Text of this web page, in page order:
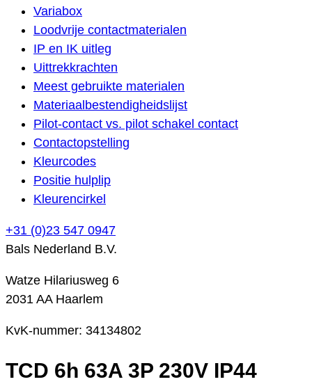
Variabox
Loodvrije contactmaterialen
IP en IK uitleg
Uittrekkrachten
Meest gebruikte materialen
Materiaalbestendigheidslijst
Pilot-contact vs. pilot schakel contact
Contactopstelling
Kleurcodes
Positie hulplip
Kleurencirkel
+31 (0)23 547 0947
Bals Nederland B.V.
Watze Hilariusweg 6
2031 AA Haarlem
KvK-nummer: 34134802
TCD 6h 63A 3P 230V IP44